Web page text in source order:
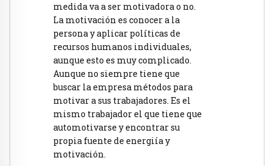
medida va a ser motivadora o no.
La motivación es conocer a la
persona y aplicar políticas de
recursos humanos individuales,
aunque esto es muy complicado.
Aunque no siempre tiene que
buscar la empresa métodos para
motivar a sus trabajadores. Es el
mismo trabajador el que tiene que
automotivarse y encontrar su
propia fuente de energiía y
motivación.